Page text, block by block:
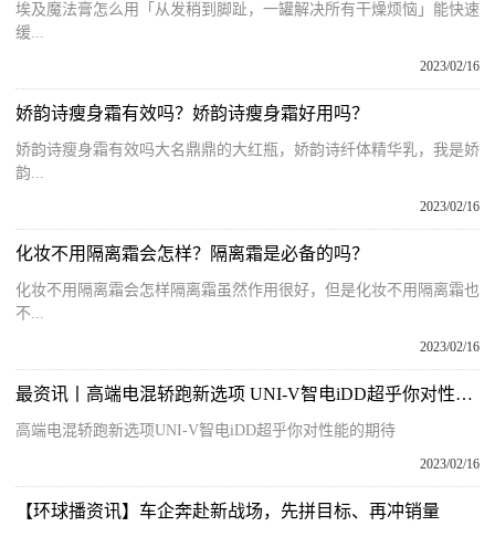
埃及魔法膏怎么用「从发稍到脚趾，一罐解决所有干燥烦恼」能快速
缓...
2023/02/16
娇韵诗瘦身霜有效吗？娇韵诗瘦身霜好用吗？
娇韵诗瘦身霜有效吗大名鼎鼎的大红瓶，娇韵诗纤体精华乳，我是娇
韵...
2023/02/16
化妆不用隔离霜会怎样？隔离霜是必备的吗？
化妆不用隔离霜会怎样隔离霜虽然作用很好，但是化妆不用隔离霜也
不...
2023/02/16
最资讯丨高端电混轿跑新选项 UNI-V智电iDD超乎你对性能的期待
高端电混轿跑新选项UNI-V智电iDD超乎你对性能的期待
2023/02/16
【环球播资讯】车企奔赴新战场，先拼目标、再冲销量